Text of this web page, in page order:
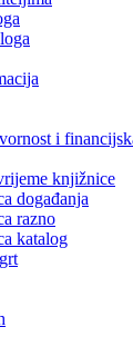
i
knjižnice
događanja
razno
katalog